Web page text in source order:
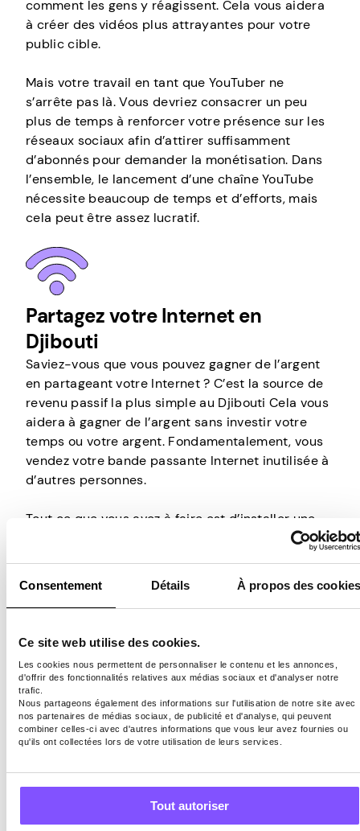
Consentement Détails À propos des cookies
Ce site web utilise des cookies.
Les cookies nous permettent de personnaliser le contenu et les annonces,
d'offrir des fonctionnalités relatives aux médias sociaux et d'analyser notre
trafic.
Nous partageons également des informations sur l'utilisation de notre site avec
nos partenaires de médias sociaux, de publicité et d'analyse, qui peuvent
combiner celles-ci avec d'autres informations que vous leur avez fournies ou
qu'ils ont collectées lors de votre utilisation de leurs services.
Tout autoriser
comment les gens y réagissent. Cela vous aidera
à créer des vidéos plus attrayantes pour votre
public cible.
Mais votre travail en tant que YouTuber ne
s’arrête pas là. Vous devriez consacrer un peu
plus de temps à renforcer votre présence sur les
réseaux sociaux afin d’attirer suffisamment
d’abonnés pour demander la monétisation. Dans
l’ensemble, le lancement d’une chaîne YouTube
nécessite beaucoup de temps et d’efforts, mais
cela peut être assez lucratif.
Partagez votre Internet en
Djibouti
Saviez-vous que vous pouvez gagner de l’argent
en partageant votre Internet ? C’est la source de
revenu passif la plus simple au Djibouti Cela vous
aidera à gagner de l’argent sans investir votre
temps ou votre argent. Fondamentalement, vous
vendez votre bande passante Internet inutilisée à
d’autres personnes.
Tout ce que vous avez à faire est d’installer une
application appropriée sur un appareil connecté
derrière elle fera le reste. Ils loueront votre bande
passante à d’autres personnes et leur
leurs propres activités de navigation. Tout ce que
connecté à Internet, et c’est tout.
Gardez simplement à l’esprit que ce n’est qu’en
utilisant une application digne de confiance qui
partage en toute sécurité votre connexion
Internet que vous pouvez transformer votre bande
passante inutilisée en argent sans vous soucier
de votre vie privée ou de votre sécurité.